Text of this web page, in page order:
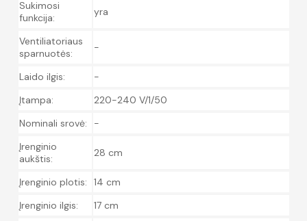
Sukimosi
funkcija:
yra
Ventiliatoriaus
sparnuotės:
-
Laido ilgis:
-
Įtampa:
220-240 V/1/50
Nominali srovė:
-
Įrenginio
aukštis:
28 cm
Įrenginio plotis:
14 cm
Įrenginio ilgis:
17 cm